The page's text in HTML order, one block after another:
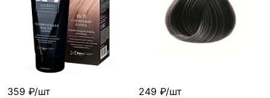
359 ₽/шт 249 ₽/шт